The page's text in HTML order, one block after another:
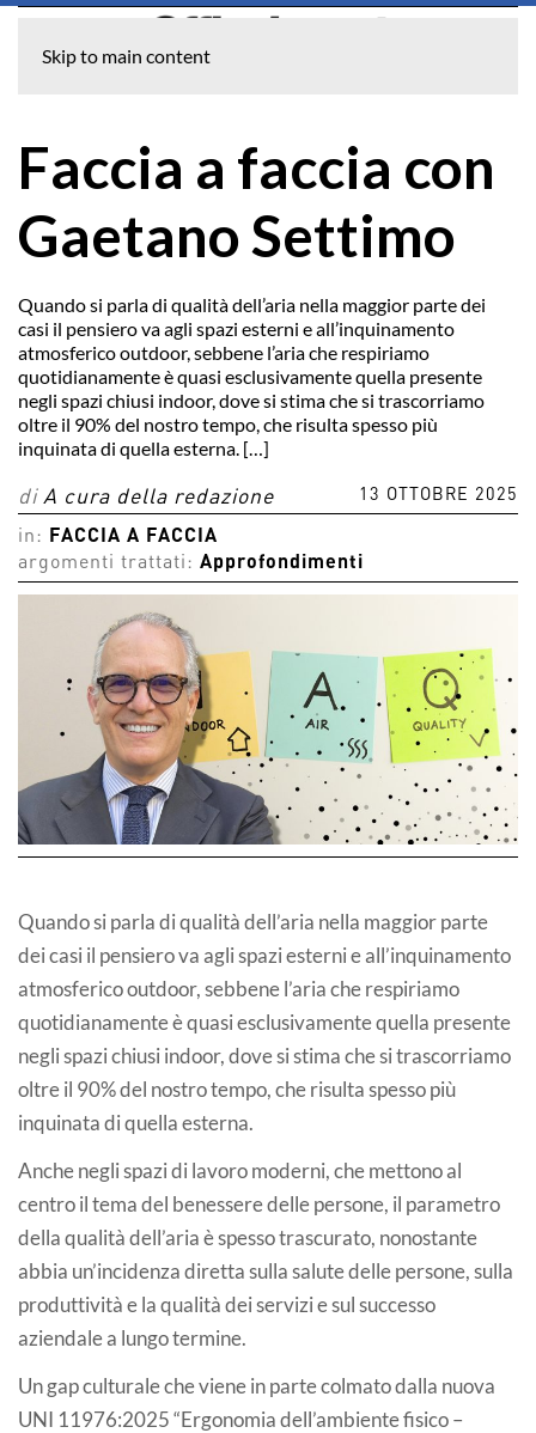
Skip to main content
Faccia a faccia con
Gaetano Settimo
Quando si parla di qualità dell’aria nella maggior parte dei
casi il pensiero va agli spazi esterni e all’inquinamento
atmosferico outdoor, sebbene l’aria che respiriamo
quotidianamente è quasi esclusivamente quella presente
negli spazi chiusi indoor, dove si stima che si trascorriamo
oltre il 90% del nostro tempo, che risulta spesso più
inquinata di quella esterna. […]
di A cura della redazione 13 OTTOBRE 2025
in:
FACCIA A FACCIA
argomenti trattati: Approfondimenti
Quando si parla di qualità dell’aria nella maggior parte
dei casi il pensiero va agli spazi esterni e all’inquinamento
atmosferico outdoor, sebbene l’aria che respiriamo
quotidianamente è quasi esclusivamente quella presente
negli spazi chiusi indoor, dove si stima che si trascorriamo
oltre il 90% del nostro tempo, che risulta spesso più
inquinata di quella esterna.
Anche negli spazi di lavoro moderni, che mettono al
centro il tema del benessere delle persone, il parametro
della qualità dell’aria è spesso trascurato, nonostante
abbia un’incidenza diretta sulla salute delle persone, sulla
produttività e la qualità dei servizi e sul successo
aziendale a lungo termine.
Un gap culturale che viene in parte colmato dalla nuova
UNI 11976:2025 “Ergonomia dell’ambiente fisico –